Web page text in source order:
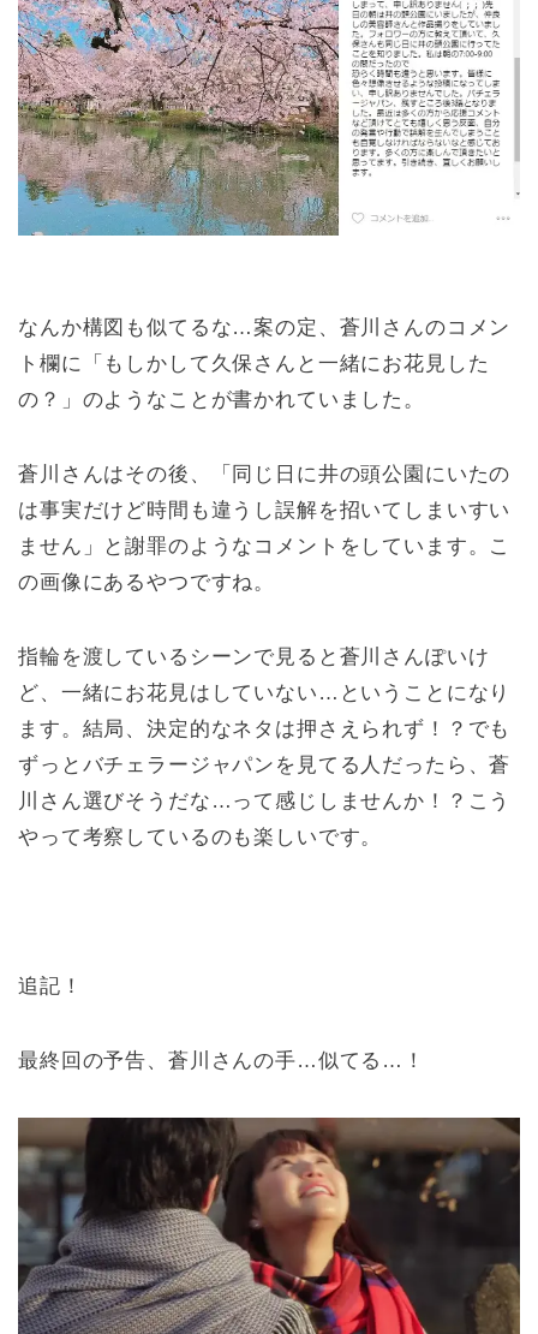
なんか構図も似てるな…案の定、蒼川さんのコメン
ト欄に「もしかして久保さんと一緒にお花見した
の？」のようなことが書かれていました。
蒼川さんはその後、「同じ日に井の頭公園にいたの
は事実だけど時間も違うし誤解を招いてしまいすい
ません」と謝罪のようなコメントをしています。こ
の画像にあるやつですね。
指輪を渡しているシーンで見ると蒼川さんぽいけ
ど、一緒にお花見はしていない…ということになり
ます。結局、決定的なネタは押さえられず！？でも
ずっとバチェラージャパンを見てる人だったら、蒼
川さん選びそうだな…って感じしませんか！？こう
やって考察しているのも楽しいです。
追記！
最終回の予告、蒼川さんの手…似てる…！